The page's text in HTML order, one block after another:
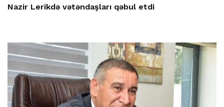
Nazir Lerikdə vətəndaşları qəbul etdi